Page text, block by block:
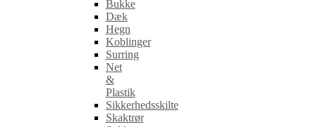
Bukke
Dæk
Hegn
Koblinger
Surring
Net
&
Plastik
Sikkerhedsskilte
Skaktrør